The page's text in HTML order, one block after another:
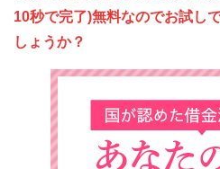
10秒で完了)無料なのでお試し
しょうか？